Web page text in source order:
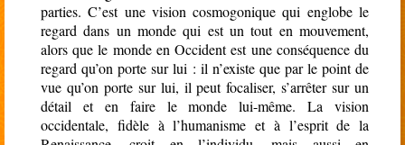
parties. C’est une vision cosmogonique qui englobe le
regard dans un monde qui est un tout en mouvement,
alors que le monde en Occident est une conséquence du
regard qu’on porte sur lui : il n’existe que par le point de
vue qu’on porte sur lui, il peut focaliser, s’arrêter sur un
détail et en faire le monde lui-même. La vision
occidentale, fidèle à l’humanisme et à l’esprit de la